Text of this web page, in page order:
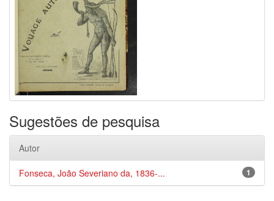
Sugestões de pesquisa
Autor
1
Fonseca, João Severiano da, 1836-...